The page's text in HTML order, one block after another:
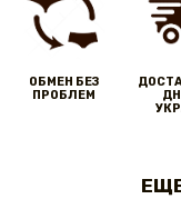
ОБМЕН БЕЗ
ПРОБЛЕМ